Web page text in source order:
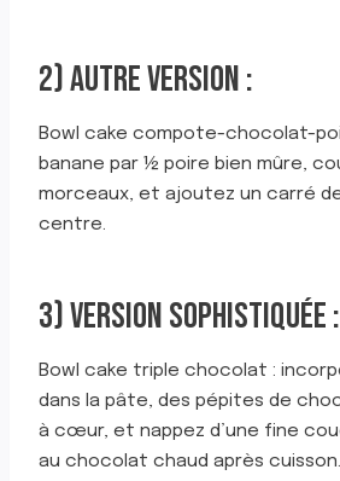
2) AUTRE VERSION :
Bowl cake compote-chocolat-
banane par ½ poire bien mûre,
morceaux, et ajoutez un carré
centre.
3) VERSION SOPHISTIQUÉE :
Bowl cake triple chocolat :
dans la pâte, des pépites de
à cœur, et nappez d’une fine
au chocolat chaud après cuisson.